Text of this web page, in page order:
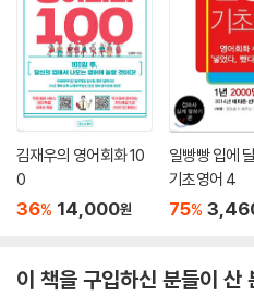
입니다.
김재우의 영어회화 10
0
36% 14,000원
일빵빵 입에
기초영어 4
75%
이 책을 구입하신 분들이 산